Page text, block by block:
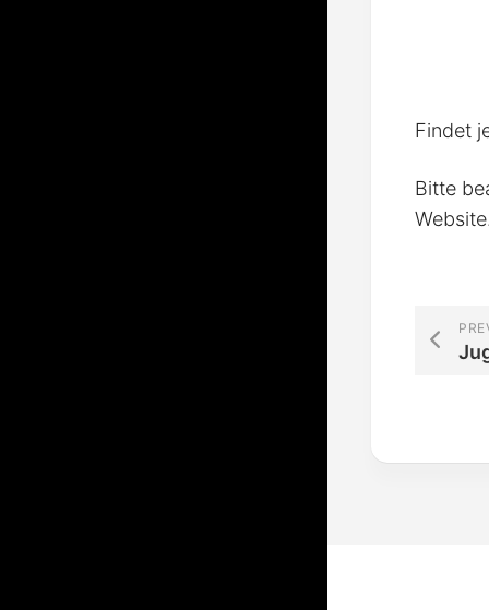
Findet
Bitte